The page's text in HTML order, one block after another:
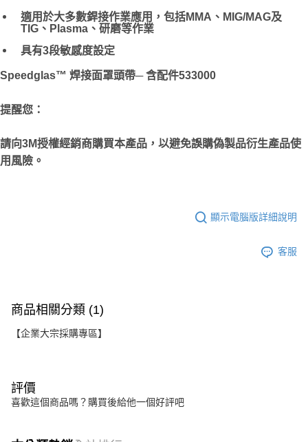
7-11取貨付款
每筆NT$60
付款後7-11取貨
每筆NT$60
每筆NT$200，滿NT$5,000(含以上)免運費
適用於大多數銲接作業應用，包括MMA、MIG/MAG及
TIG、Plasma、研磨等作業
具有3段敏感度設定
Speedglas™ 焊接面罩頭帶─ 含配件533000
提醒您：
請向3M授權經銷商購買本產品，以避免誤購偽製品衍生產品使
用風險。
顯示電腦版詳細說明
客服
商品相關分類 (1)
【企業大宗採購專區】
評價
喜歡這個商品嗎？購買後給他一個好評吧